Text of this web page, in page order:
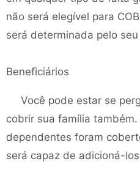
não será elegível para
será determinada pelo
Beneficiários
Você pode estar se
cobrir sua família
dependentes foram
será capaz de adicioná-